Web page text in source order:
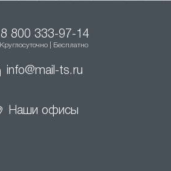
8 800 333-97-14
Круглосуточно | Бесплатно
info@mail-ts.ru
Наши офисы